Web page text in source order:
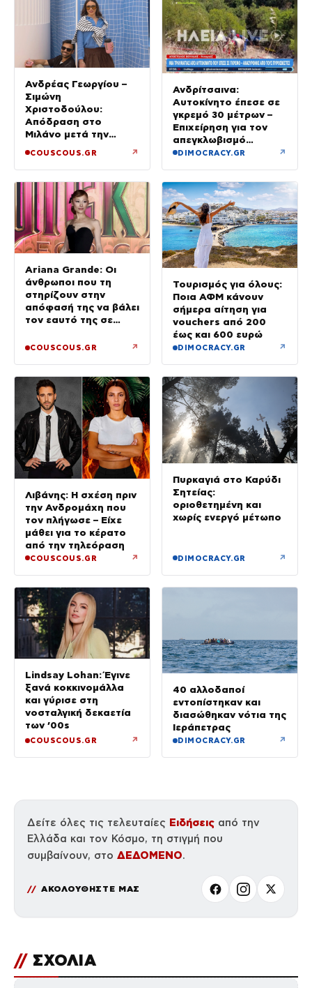
Ανδρέας Γεωργίου –
Σιμώνη
Χριστοδούλου:
Απόδραση στο
Μιλάνο μετά την
COUSCOUS.GR ↗
Ανδρίτσαινα:
Αυτοκίνητο έπεσε σε
γκρεμό 30 μέτρων –
Επιχείρηση για τον
απεγκλωβισμό
32χρονης
DIMOCRACY.GR ↗
Ariana Grande: Οι
άνθρωποι που τη
στηρίζουν στην
απόφασή της να βάλει
τον εαυτό της σε
COUSCOUS.GR ↗
Τουρισμός για όλους:
Ποια ΑΦΜ κάνουν
σήμερα αίτηση για
vouchers από 200
έως και 600 ευρώ
DIMOCRACY.GR ↗
Λιβάνης: Η σχέση πριν
την Ανδρομάχη που
τον πλήγωσε – Είχε
μάθει για το κέρατο
από την τηλεόραση
COUSCOUS.GR ↗
Πυρκαγιά στο Καρύδι
Σητείας:
οριοθετημένη και
χωρίς ενεργό μέτωπο
DIMOCRACY.GR ↗
Lindsay Lohan: Έγινε
ξανά κοκκινομάλλα
και γύρισε στη
νοσταλγική δεκαετία
των ’00s
COUSCOUS.GR ↗
40 αλλοδαποί
εντοπίστηκαν και
διασώθηκαν νότια της
Ιεράπετρας
DIMOCRACY.GR ↗
Δείτε όλες τις τελευταίες Ειδήσεις από την
Ελλάδα και τον Κόσμο, τη στιγμή που
συμβαίνουν, στο ΔΕΔΟΜΕΝΟ.
ΑΚΟΛΟΥΘΗΣΤΕ ΜΑΣ
// ΣΧΟΛΙΑ